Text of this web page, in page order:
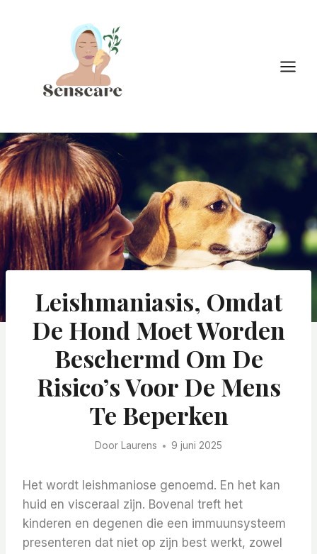
Leishmaniasis, Omdat
De Hond Moet Worden
Beschermd Om De
Risico’s Voor De Mens
Te Beperken
Door Laurens 9 juni 2025
Het wordt leishmaniose genoemd. En het kan
huid en visceraal zijn. Bovenal treft het
kinderen en degenen die een immuunsysteem
presenteren dat niet op zijn best werkt, zowel